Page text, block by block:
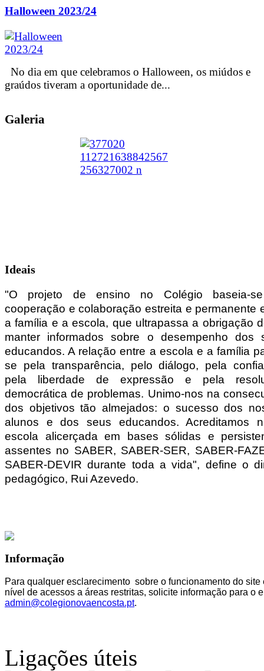
Halloween 2023/24
No dia em que celebramos o Halloween, os miúdos e
graúdos tiveram a oportunidade de...
Galeria
Ideais
"O projeto de ensino no Colégio baseia-
cooperação e colaboração estreita e permanente
a família e a escola, que ultrapassa a obrigação
manter informados sobre o desempenho dos
educandos. A relação entre a escola e a família
se pela transparência, pelo diálogo, pela
pela liberdade de expressão e pela
democrática de problemas. Unimo-nos na
dos objetivos tão almejados: o sucesso dos
alunos e dos seus educandos. Acreditamos
escola alicerçada em bases sólidas e
assentes no SABER, SABER-SER, SABER-
SABER-DEVIR durante toda a vida", define o
pedagógico, Rui Azevedo.
Informação
Para qualquer esclarecimento sobre o funcionamento do site
nível de acessos a áreas restritas, solicite informação para o
admin@colegionovaencosta.pt.
Ligações úteis